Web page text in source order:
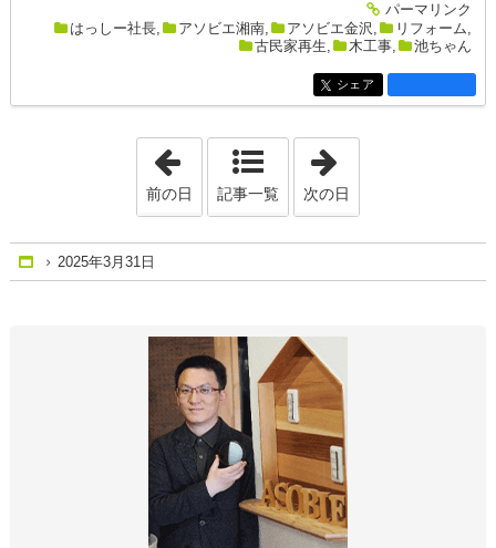
entry2658
パーマリンク
はっしー社長
アソビエ湘南 アソビエ金沢 リフォーム
古民家再生
木工事 池ちゃん
entry2658
シェア
「2025年3月30日」
前の日 記事一覧 次の日
Home
2025年3月31日